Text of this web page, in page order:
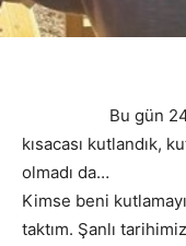
Bu gün 24
kısacası kutlandık,
olmadı da…
Kimse beni
taktım. Şanlı